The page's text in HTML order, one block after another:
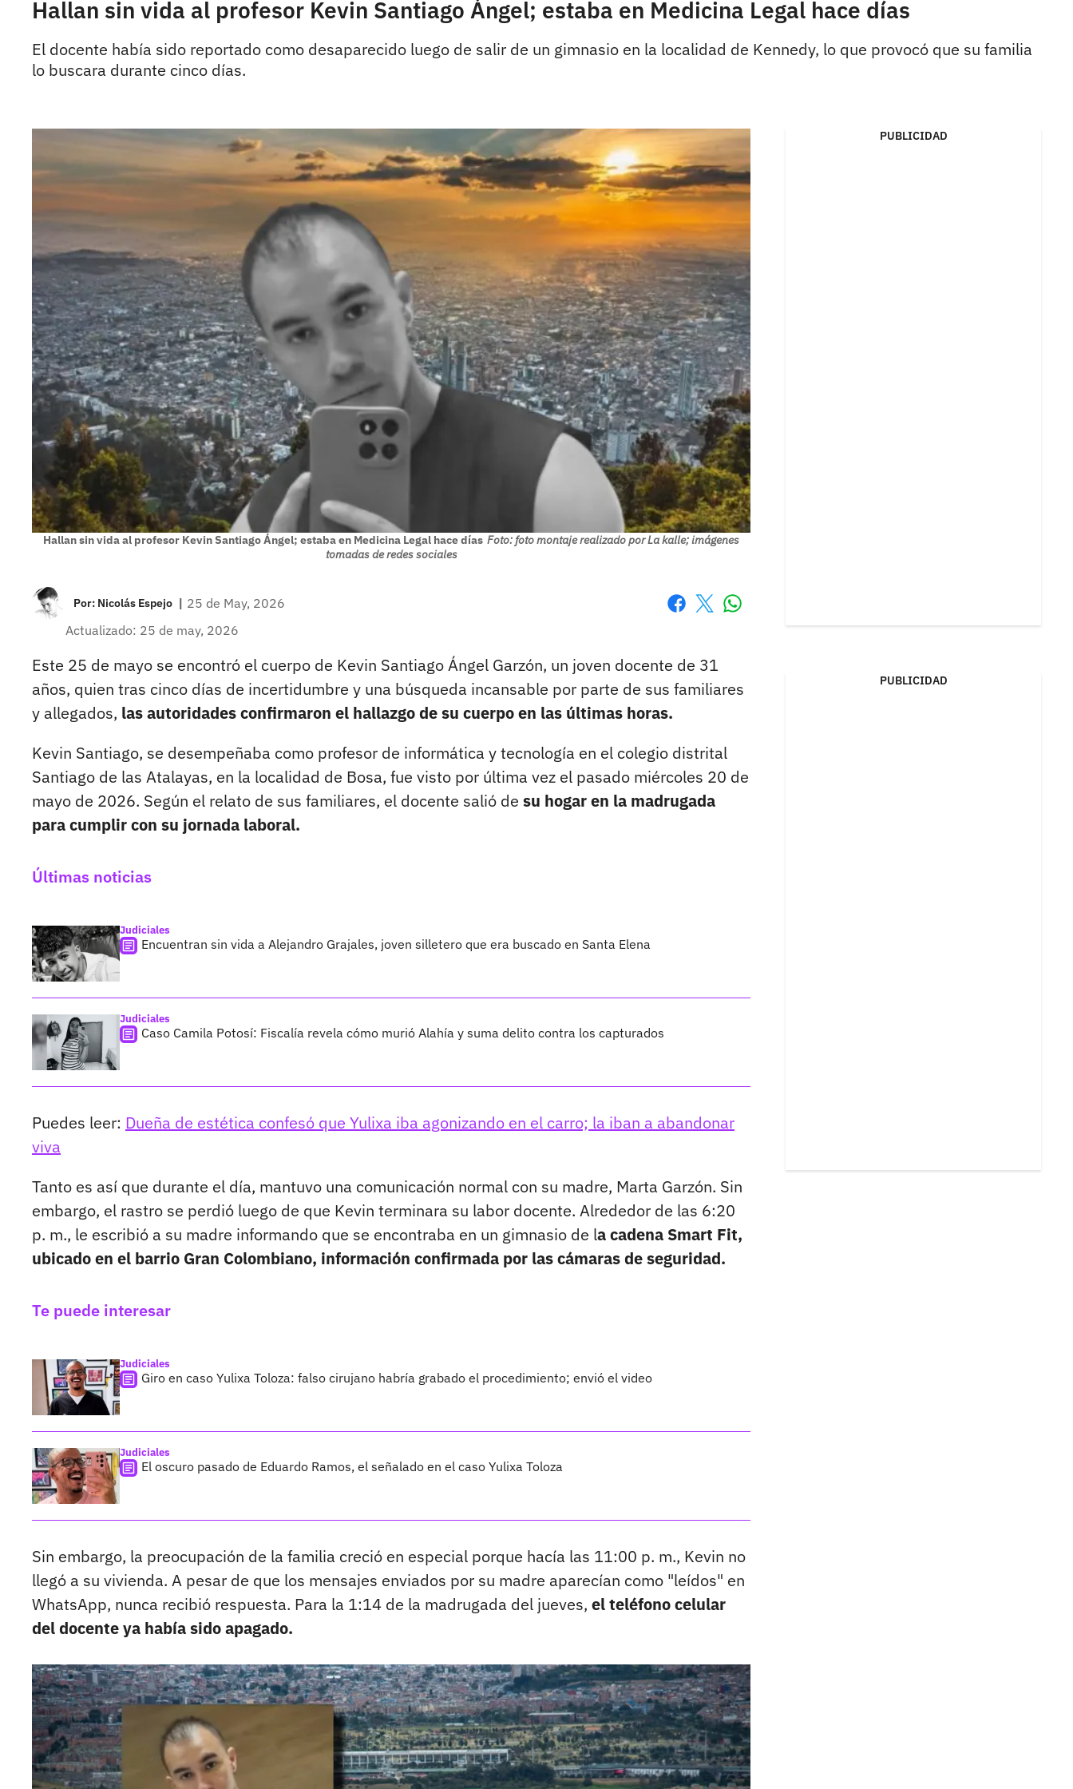
Hallan sin vida al profesor Kevin Santiago Ángel; estaba en Medicina Legal hace días
El docente había sido reportado como desaparecido luego de salir de un gimnasio en la localidad de Kennedy, lo que provocó que su familia
lo buscara durante cinco días.
Hallan sin vida al profesor Kevin Santiago Ángel; estaba en Medicina Legal hace días Foto: foto montaje realizado por La kalle; imágenes
tomadas de redes sociales
Por: Nicolás Espejo | 25 de May, 2026
Actualizado: 25 de may, 2026
Este 25 de mayo se encontró el cuerpo de Kevin Santiago Ángel Garzón, un joven docente de 31
años, quien tras cinco días de incertidumbre y una búsqueda incansable por parte de sus familiares
y allegados, las autoridades confirmaron el hallazgo de su cuerpo en las últimas horas.
Kevin Santiago, se desempeñaba como profesor de informática y tecnología en el colegio distrital
Santiago de las Atalayas, en la localidad de Bosa, fue visto por última vez el pasado miércoles 20 de
mayo de 2026. Según el relato de sus familiares, el docente salió de su hogar en la madrugada
para cumplir con su jornada laboral.
Últimas noticias
Judiciales
Encuentran sin vida a Alejandro Grajales, joven silletero que era buscado en Santa Elena
Judiciales
Caso Camila Potosí: Fiscalía revela cómo murió Alahía y suma delito contra los capturados
Puedes leer: Dueña de estética confesó que Yulixa iba agonizando en el carro; la iban a abandonar
viva
Tanto es así que durante el día, mantuvo una comunicación normal con su madre, Marta Garzón. Sin
embargo, el rastro se perdió luego de que Kevin terminara su labor docente. Alrededor de las 6:20
p. m., le escribió a su madre informando que se encontraba en un gimnasio de la cadena Smart Fit,
ubicado en el barrio Gran Colombiano, información confirmada por las cámaras de seguridad.
Te puede interesar
Judiciales
Giro en caso Yulixa Toloza: falso cirujano habría grabado el procedimiento; envió el video
Judiciales
El oscuro pasado de Eduardo Ramos, el señalado en el caso Yulixa Toloza
Sin embargo, la preocupación de la familia creció en especial porque hacía las 11:00 p. m., Kevin no
llegó a su vivienda. A pesar de que los mensajes enviados por su madre aparecían como "leídos" en
WhatsApp, nunca recibió respuesta. Para la 1:14 de la madrugada del jueves, el teléfono celular
del docente ya había sido apagado.
PUBLICIDAD
PUBLICIDAD